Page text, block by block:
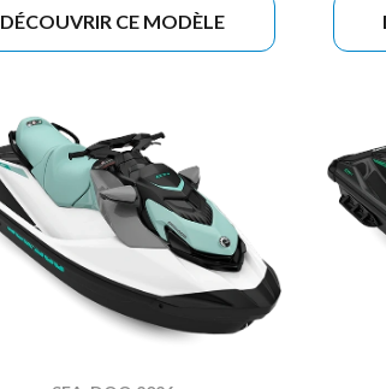
DÉCOUVRIR CE MODÈLE